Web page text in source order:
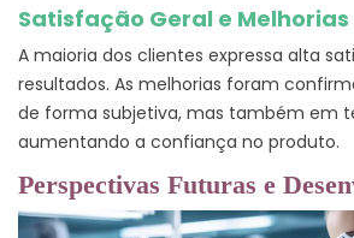
Satisfação Geral e Melhorias
A maioria dos clientes expressa alta
resultados. As melhorias foram
de forma subjetiva, mas também em
aumentando a confiança no produto.
Perspectivas Futuras e